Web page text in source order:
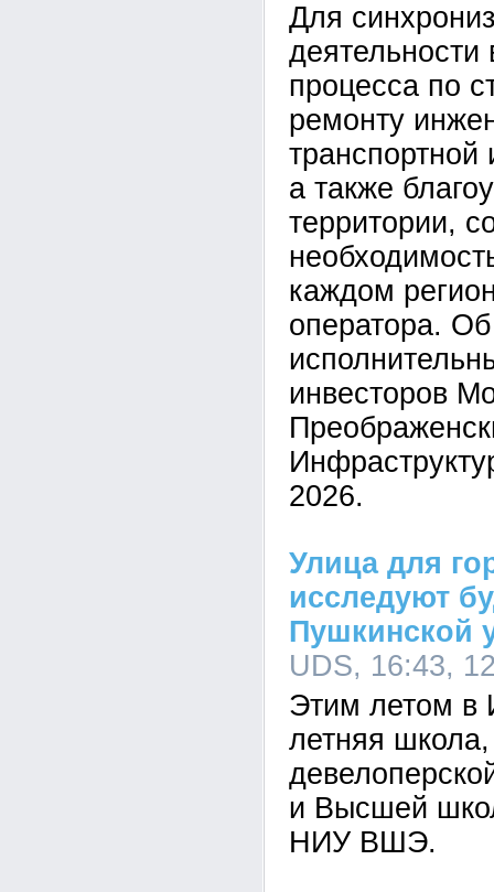
Для
деятельности
процесса по
ремонту
транспортной
а также
территории,
каждом
оператора.
инвесторов
2026.
Улица для
исследуют
Пушкинской
UDS, 16:43,
Этим летом в
летняя
и Высшей
НИУ ВШЭ.